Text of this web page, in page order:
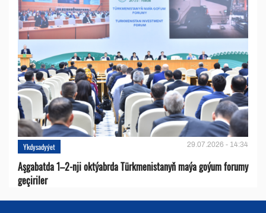
Ykdysadyýet 29.07.2026 - 14:34
Aşgabatda 1–2-nji oktýabrda Türkmenistanyň maýa goýum forumy
geçiriler